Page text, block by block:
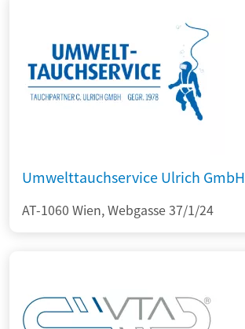
Umwelttauchservice Ulrich GmbH
AT-1060 Wien, Webgasse 37/1/24